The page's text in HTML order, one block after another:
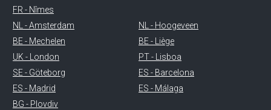
FR - Nîmes
NL - Amsterdam
NL - Hoogeveen
BE - Mechelen
BE - Liège
UK - London
PT - Lisboa
SE - Göteborg
ES - Barcelona
ES - Madrid
ES - Málaga
BG - Plovdiv